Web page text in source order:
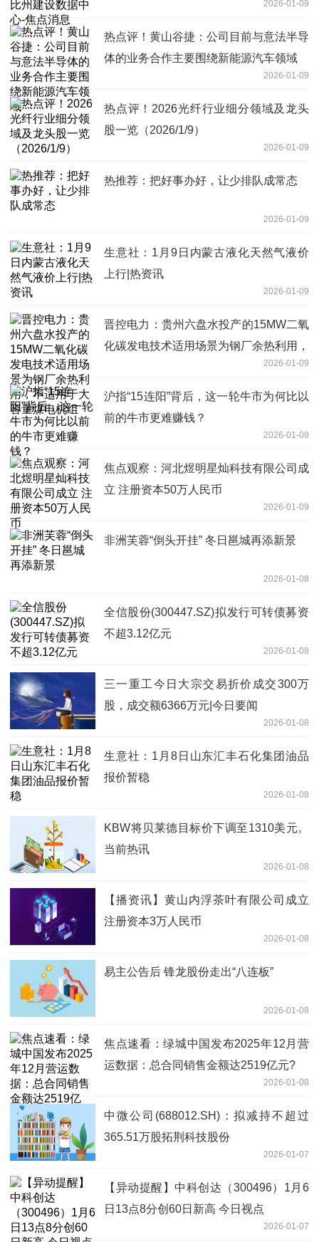
2026-01-09
热点评！黄山谷捷：公司目前与意法半导
体的业务合作主要围绕新能源汽车领域
2026-01-09
热点评！2026光纤行业细分领域及龙头
股一览（2026/1/9）
2026-01-09
热推荐：把好事办好，让少排队成常态
2026-01-09
生意社：1月9日内蒙古液化天然气液价
上行|热资讯
2026-01-09
晋控电力：贵州六盘水投产的15MW二氧
化碳发电技术适用场景为钢厂余热利用，
2026-01-09
沪指“15连阳”背后，这一轮牛市为何比以
前的牛市更难赚钱？
2026-01-09
焦点观察：河北煜明星灿科技有限公司成
立 注册资本50万人民币
2026-01-09
非洲芙蓉“倒头开挂” 冬日邕城再添新景
2026-01-08
全信股份(300447.SZ)拟发行可转债募资
不超3.12亿元
2026-01-08
三一重工今日大宗交易折价成交300万
股，成交额6366万元|今日要闻
2026-01-08
生意社：1月8日山东汇丰石化集团油品
报价暂稳
2026-01-08
KBW将贝莱德目标价下调至1310美元。
当前热讯
2026-01-08
【播资讯】黄山内浮茶叶有限公司成立
注册资本3万人民币
2026-01-08
易主公告后 锋龙股份走出“八连板”
2026-01-08
焦点速看：绿城中国发布2025年12月营
运数据：总合同销售金额达2519亿元?
2026-01-08
中微公司(688012.SH)：拟减持不超过
365.51万股拓荆科技股份
2026-01-07
【异动提醒】中科创达（300496）1月6
日13点8分创60日新高 今日视点
2026-01-07